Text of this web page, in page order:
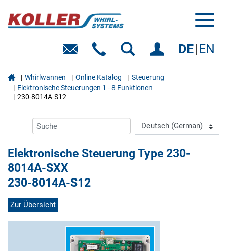
DE EN
 Whirlwannen Online Katalog
Steuerung
Elektronische Steuerungen 1 - 8 Funktionen
230-8014A-S12
Elektronische Steuerung Type 230-
8014A-SXX
230-8014A-S12
Zur Übersicht